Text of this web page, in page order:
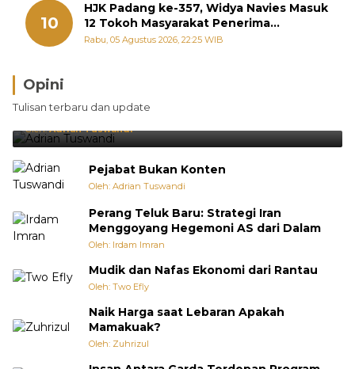
10
HJK Padang ke-357, Widya Navies Masuk
12 Tokoh Masyarakat Penerima
Penghargaan Pemko Padang
Rabu, 05 Agustus 2026, 22:25 WIB
Opini
Tulisan terbaru dan update
Brasil Lebih Diunggulkan, tetapi Jepang Selalu
Punya Cara Membuat Kejutan
Oleh:Adrian Tuswandi
Pejabat Bukan Konten
Oleh: Adrian Tuswandi
Perang Teluk Baru: Strategi Iran
Menggoyang Hegemoni AS dari Dalam
Oleh: Irdam Imran
Mudik dan Nafas Ekonomi dari Rantau
Oleh: Two Efly
Naik Harga saat Lebaran Apakah
Mamakuak?
Oleh: Zuhrizul